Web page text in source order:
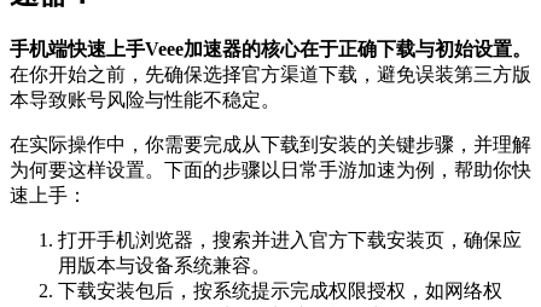
手机端快速上手Veee加速器的核心在于正确下载与初始设置。
在你开始之前，先确保选择官方渠道下载，避免误装第三方版
本导致账号风险与性能不稳定。
在实际操作中，你需要完成从下载到安装的关键步骤，并理解
为何要这样设置。下面的步骤以日常手游加速为例，帮助你快
速上手：
打开手机浏览器，搜索并进入官方下载安装页，确保应
用版本与设备系统兼容。
下载安装包后，按系统提示完成权限授权，如网络权